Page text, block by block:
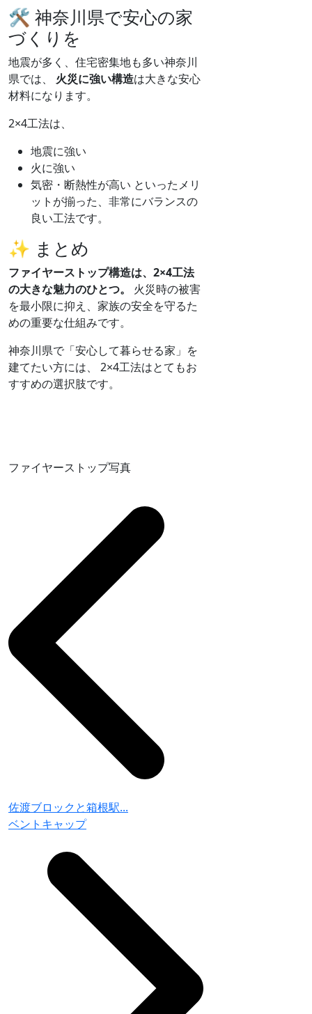
🛠 神奈川県で安心の家
づくりを
地震が多く、住宅密集地も多い神奈川
県では、 火災に強い構造は大きな安心
材料になります。
2×4工法は、
地震に強い
火に強い
気密・断熱性が高い といったメリ
ットが揃った、非常にバランスの
良い工法です。
✨ まとめ
ファイヤーストップ構造は、2×4工法
の大きな魅力のひとつ。
火災時の被害
を最小限に抑え、家族の安全を守るた
めの重要な仕組みです。
神奈川県で「安心して暮らせる家」を
建てたい方には、 2×4工法はとてもお
すすめの選択肢です。
ファイヤーストップ写真
佐渡ブロックと箱根駅...
ベントキャップ